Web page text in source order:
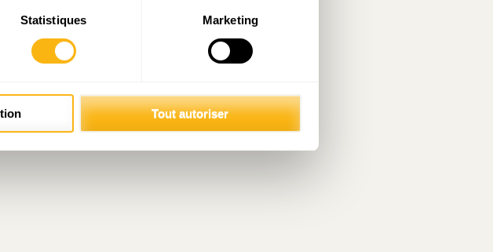
Statistiques Marketing
Tout autoriser